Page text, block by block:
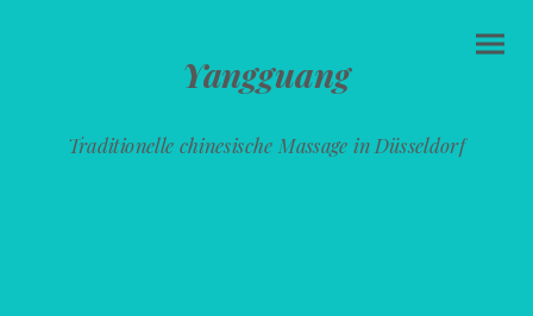
Yangguang
Traditionelle chinesische Massage in Düsseldorf